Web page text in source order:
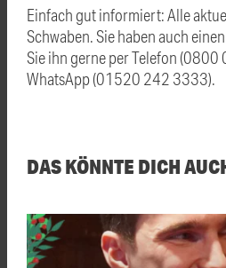
Einfach gut informiert: Alle
Schwaben. Sie haben auch
Sie ihn gerne per Telefon
WhatsApp (01520 242 3333).
DAS KÖNNTE DICH